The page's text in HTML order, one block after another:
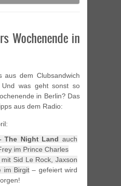
Wochenende in
aus dem Clubsandwich
Und was geht sonst so
in Berlin? Das
aus dem Radio:
The Night Land auch
im Prince Charles
Sid Le Rock, Jaxson
im Birgit – gefeiert wird